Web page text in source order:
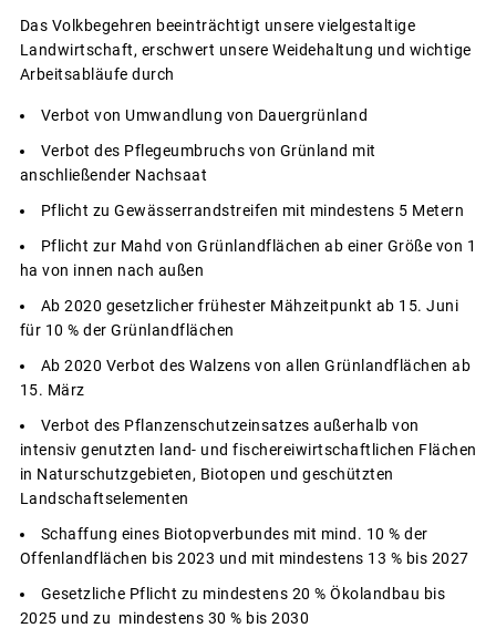
Das Volkbegehren beeinträchtigt unsere vielgestaltige
Landwirtschaft, erschwert unsere Weidehaltung und wichtige
Arbeitsabläufe durch
Verbot von Umwandlung von Dauergrünland
Verbot des Pflegeumbruchs von Grünland mit
anschließender Nachsaat
Pflicht zu Gewässerrandstreifen mit mindestens 5 Metern
Pflicht zur Mahd von Grünlandflächen ab einer Größe von 1
ha von innen nach außen
Ab 2020 gesetzlicher frühester Mähzeitpunkt ab 15. Juni
für 10 % der Grünlandflächen
Ab 2020 Verbot des Walzens von allen Grünlandflächen ab
15. März
Verbot des Pflanzenschutzeinsatzes außerhalb von
intensiv genutzten land- und fischereiwirtschaftlichen Flächen
in Naturschutzgebieten, Biotopen und geschützten
Landschaftselementen
Schaffung eines Biotopverbundes mit mind. 10 % der
Offenlandflächen bis 2023 und mit mindestens 13 % bis 2027
Gesetzliche Pflicht zu mindestens 20 % Ökolandbau bis
2025 und zu mindestens 30 % bis 2030